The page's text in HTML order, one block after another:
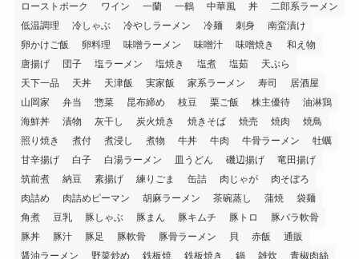
ローストポーク
ワイン 一蘭 一鶴 中華風 丼
二郎系ラーメン
低温調理
冷しゃぶ 冷やしラーメン 冷麺 刺身
南蛮漬け
卵かけご飯
卵料理 味噌ラーメン 味噌汁 味噌焼き
和え物
唐揚げ
団子 塩ラーメン 塩焼き 塩煮 塩茹
天ぷら
天下一品
天丼 天津飯 実家飯 家系ラーメン 寿司
居酒屋
山岡家
弁当 惣菜 昆布締め 枝豆 栗ご飯 株主優待
油淋鶏
海鮮丼
漬物 灰干し 炭火焼き 焼きそば 焼売 焼肉
焼鳥
照り焼き
煮付 煮浸し 煮物 牛丼 牛肉 牛骨ラーメン
牡蠣
甘辛揚げ
白子 白湯ラーメン 皿うどん 磯辺揚げ
竜田揚げ
筑前煮
納豆 素揚げ 練りごま 缶詰 肉じゃが
肉そぼろ
肉詰め
肉詰めピーマン 胡麻ラーメン 茶碗蒸し 蒲焼
袋麺
角煮
豆乳 豚しゃぶ 豚まん 豚キムチ 豚トロ
豚バラ軟骨
豚丼
豚汁 豚足 豚軟骨 豚骨ラーメン 貝 赤飯
通販
醤油ラーメン
野菜炒め 鉄板焼 鉄板焼き 鍋 雑炊
青椒肉絲